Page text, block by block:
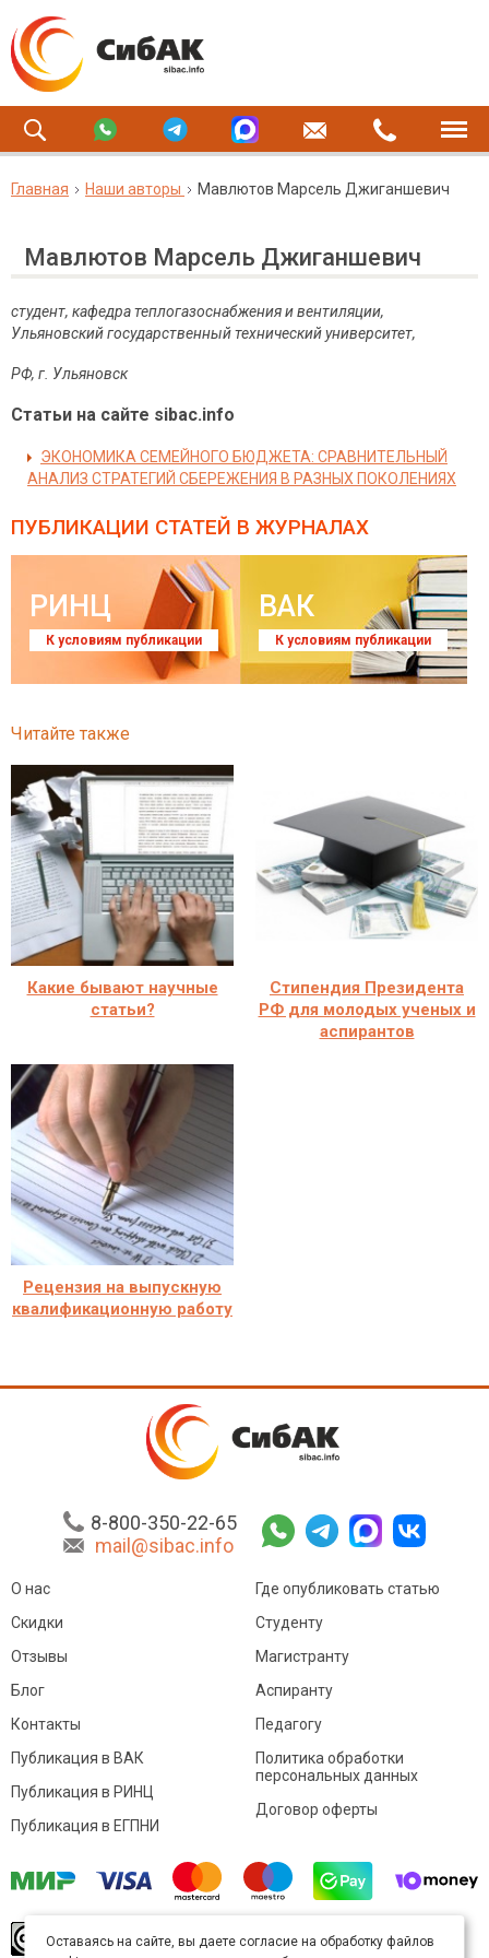
Главная Наши авторы Мавлютов Марсель Джиганшевич
Мавлютов Марсель Джиганшевич
студент, кафедра теплогазоснабжения и вентиляции,
Ульяновский государственный технический университет,
РФ, г. Ульяновск
Статьи на сайте sibac.info
ЭКОНОМИКА СЕМЕЙНОГО БЮДЖЕТА: СРАВНИТЕЛЬНЫЙ
АНАЛИЗ СТРАТЕГИЙ СБЕРЕЖЕНИЯ В РАЗНЫХ ПОКОЛЕНИЯХ
ПУБЛИКАЦИИ СТАТЕЙ В ЖУРНАЛАХ
РИНЦ
К условиям публикации
ВАК
К условиям публикации
Читайте также
Какие бывают научные
статьи?
Стипендия Президента
РФ для молодых ученых и
аспирантов
Рецензия на выпускную
квалификационную работу
8-800-350-22-65
mail@sibac.info
О нас
Скидки
Отзывы
Блог
Контакты
Где опубликовать статью
Студенту
Магистранту
Аспиранту
Педагогу
Публикация в ВАК
Публикация в РИНЦ
Публикация в ЕГПНИ
Политика обработки
персональных данных
Договор оферты
произведение доступно полицензии Creative
Оставаясь на сайте, вы даете согласие на обработку файлов